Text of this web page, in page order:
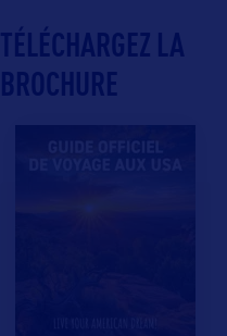
TÉLÉCHARGEZ LA
BROCHURE